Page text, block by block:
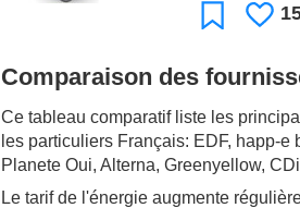
Favorite
Comparaison des
Ce tableau comparatif liste les
les particuliers Français: EDF, happ-
Planete Oui, Alterna, Greenyellow,
Le tarif de l'énergie augmente